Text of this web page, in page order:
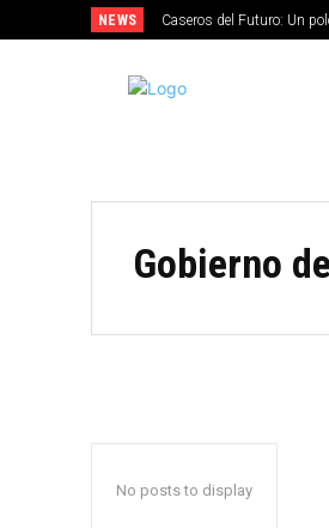
NEWS Caseros del Futuro: Un
Gobierno
No posts to display